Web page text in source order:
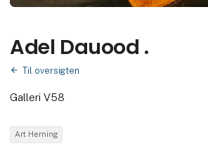
Adel Dauood .
Til oversigten
Galleri V58
Art Herning